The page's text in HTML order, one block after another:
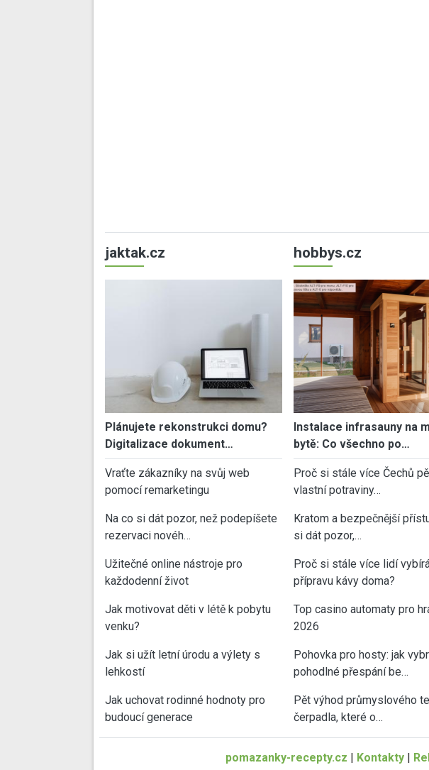
jaktak.cz
Plánujete rekonstrukci domu?
Digitalizace dokument…
Vraťte zákazníky na svůj web
pomocí remarketingu
Na co si dát pozor, než podepíšete
rezervaci novéh…
Užitečné online nástroje pro
každodenní život
Jak motivovat děti v létě k pobytu
venku?
Jak si užít letní úrodu a výlety s
lehkostí
Jak uchovat rodinné hodnoty pro
budoucí generace
hobbys.cz
Instalace infrasauny na
bytě: Co všechno po…
Proč si stále více Čechů
vlastní potraviny…
Kratom a bezpečnější
si dát pozor,…
Proč si stále více lidí
přípravu kávy doma?
Top casino automaty pro
2026
Pohovka pro hosty: jak
pohodlné přespání be…
Pět výhod průmyslového
čerpadla, které o…
pomazanky-recepty.cz | Kontakty |